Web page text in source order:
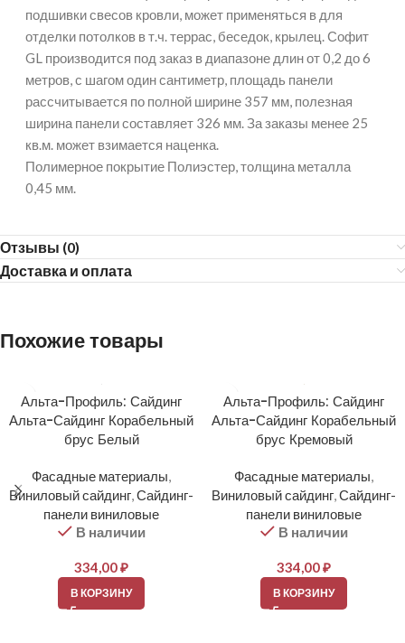
подшивки свесов кровли, может применяться в для
отделки потолков в т.ч. террас, беседок, крылец. Софит
GL производится под заказ в диапазоне длин от 0,2 до 6
метров, с шагом один сантиметр, площадь панели
рассчитывается по полной ширине 357 мм, полезная
ширина панели составляет 326 мм. За заказы менее 25
кв.м. может взимается наценка.
Полимерное покрытие Полиэстер, толщина металла
0,45 мм.
Отзывы (0)
Доставка и оплата
Похожие товары
Альта-Профиль: Сайдинг
Альта-Сайдинг Корабельный
брус Белый
Фасадные материалы,
Виниловый сайдинг,Сайдинг-
панели виниловые
В наличии
334,00₽
В КОРЗИНУ
Альта-Профиль: Сайдинг
Альта-Сайдинг Корабельный
брус Кремовый
Фасадные материалы,
Виниловый сайдинг,Сайдинг-
панели виниловые
В наличии
334,00₽
В КОРЗИНУ